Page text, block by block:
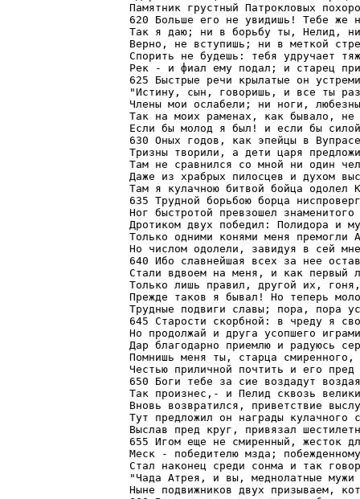
Памятник грустный Патрокловых
620 Больше его не увидишь! Тебе же
Так я даю; ни в борьбу ты, Нелид,
Верно, не вступишь; ни в меткой
Спорить не будешь: тебя удручает
Рек - и фиал ему подал; и старец
625 Быстрые речи крылатые он
"Истину, сын, говоришь, и все ты
Члены мои ослабели; ни ноги,
Так на моих раменах, как бывало, не
Если бы молод я был! и если бы
630 Оных годов, как эпейцы в
Тризны творили, а дети царя
Там не сравнился со мной ни один
Даже из храбрых пилосцев и духом
Там я кулачною битвой бойца одолел
635 Трудной борьбою борца
Ног быстротой превзошел
Дротиком двух победил: Полидора и
Только одними конями меня премогли
Но числом одолели, завидуя в сей
640 Ибо славнейшая всех за нее
Стали вдвоем на меня, и как первый
Только лишь правил, другой их,
Прежде таков я бывал! Но теперь
Трудные подвиги славы; пора, пора
645 Старости скорбной: в чреду я
Но продолжай и друга усопшего
Дар благодарно приемлю и радуюсь
Помнишь меня ты, старца
Честью приличной почтить и его пред
650 Боги тебе за сие воздадут
Так произнес,- и Пелид сквозь
Вновь возвратился, приветствие
Тут предложил он награды кулачного
Выслав пред круг, привязал
655 Игом еще не смиренный, жесток
Меск - победителю мзда;
Стал наконец среди сонма и так
"Чада Атрея, и вы, меднолатные мужи
Ныне подвижников двух призываем,